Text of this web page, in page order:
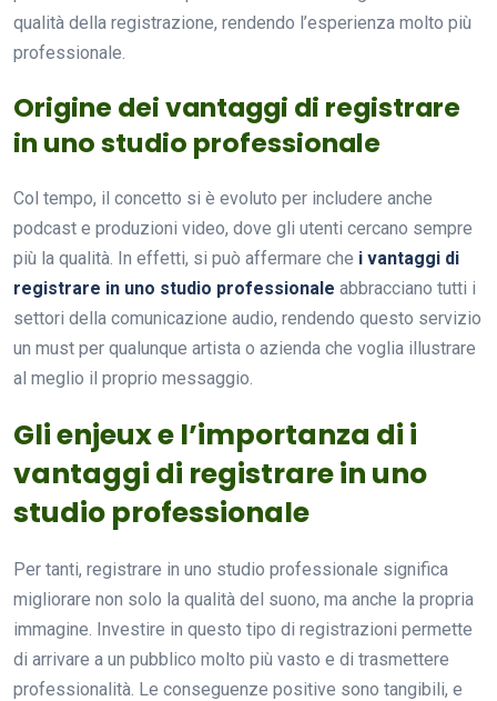
qualità della registrazione, rendendo l’esperienza molto più
professionale.
Origine dei vantaggi di registrare
in uno studio professionale
Col tempo, il concetto si è evoluto per includere anche
podcast e produzioni video, dove gli utenti cercano sempre
più la qualità. In effetti, si può affermare che i vantaggi di
registrare in uno studio professionale abbracciano tutti i
settori della comunicazione audio, rendendo questo servizio
un must per qualunque artista o azienda che voglia illustrare
al meglio il proprio messaggio.
Gli enjeux e l’importanza di i
vantaggi di registrare in uno
studio professionale
Per tanti, registrare in uno studio professionale significa
migliorare non solo la qualità del suono, ma anche la propria
immagine. Investire in questo tipo di registrazioni permette
di arrivare a un pubblico molto più vasto e di trasmettere
professionalità. Le conseguenze positive sono tangibili, e